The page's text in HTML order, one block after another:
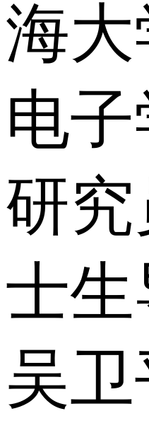
海
电
研
士
吴